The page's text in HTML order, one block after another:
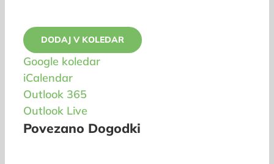
DODAJ V KOLEDAR
Google koledar
iCalendar
Outlook 365
Outlook Live
Povezano Dogodki